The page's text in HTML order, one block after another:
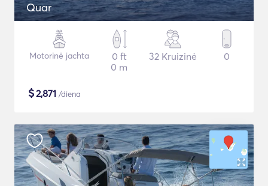
Quar
Motorinė jachta
0 ft
0 m
32 Kruizinė 0
$2,871 /diena